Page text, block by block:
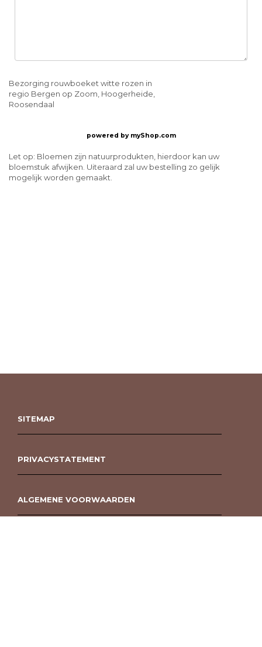
Bezorging rouwboeket witte rozen in
regio Bergen op Zoom, Hoogerheide,
Roosendaal
powered by myShop.com
Let op: Bloemen zijn natuurprodukten, hierdoor kan uw
bloemstuk afwijken. Uiteraard zal uw bestelling zo gelijk
mogelijk worden gemaakt.
SITEMAP
PRIVACYSTATEMENT
ALGEMENE VOORWAARDEN